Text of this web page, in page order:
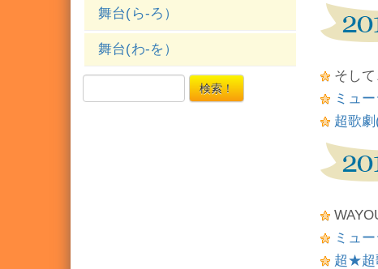
そして
ミュ
超歌
ミュ
超★超
舞台(ら-ろ）
舞台(わ-を）
検索！